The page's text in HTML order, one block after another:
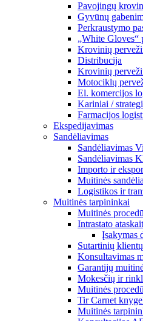
Pavojingų
Gyvūnų
Perkraustymo
„White Gloves“
Krovinių
Distribucija
Krovinių
Motociklų
El. komercijos
Kariniai /
Farmacijos
Ekspedijavimas
Sandėliavimas
Sandėliavimas
Sandėliavimas
Importo ir
Muitinės
Logistikos ir
Muitinės tarpininkai
Muitinės
Intrastato
Įsakymas
Sutartinių
Konsultavimas
Garantijų
Mokesčių ir
Muitinės
Tir Carnet
Muitinės